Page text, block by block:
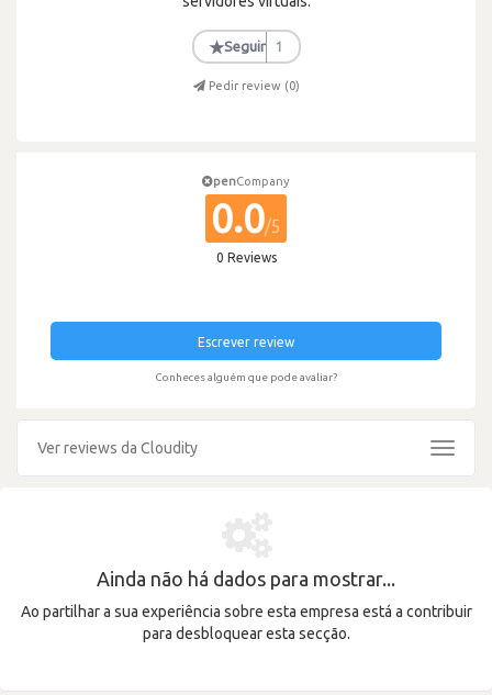
★Seguir 1
Pedir review (0)
penCompany
0.0/5
0 Reviews
Escrever review
Conheces alguém que pode avaliar?
Ver reviews da Cloudity
Toggle
Ainda não há dados para mostrar...
Ao partilhar a sua experiência sobre esta empresa está a contribuir
para desbloquear esta secção.